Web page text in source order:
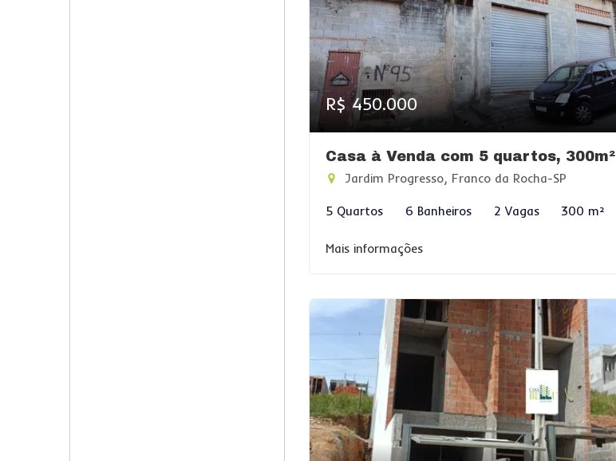
R$ 450.000
Casa à Venda com 5 quartos, 300m²
Jardim Progresso, Franco da Rocha-SP
5 Quartos 6 Banheiros 2 Vagas 300 m²
Mais informações